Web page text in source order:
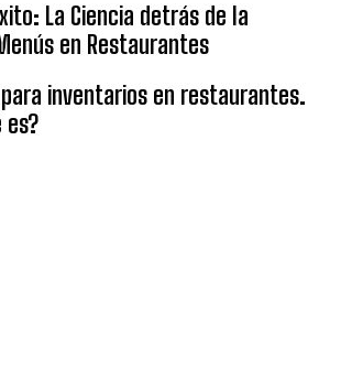
La Ciencia detrás de la
en Restaurantes
para inventarios en restaurantes.
es?